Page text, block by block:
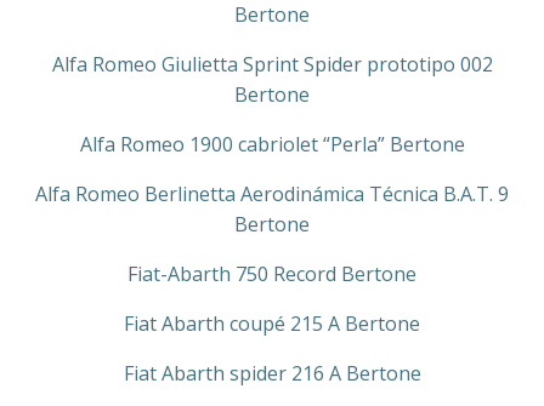
Bertone
Alfa Romeo Giulietta Sprint Spider prototipo 002
Bertone
Alfa Romeo 1900 cabriolet “Perla” Bertone
Alfa Romeo Berlinetta Aerodinámica Técnica B.A.T. 9
Bertone
Fiat-Abarth 750 Record Bertone
Fiat Abarth coupé 215 A Bertone
Fiat Abarth spider 216 A Bertone